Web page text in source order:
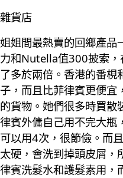
雜貨店
姐姐間最熱賣的回鄉產品
力和Nutella值300披索
了多於兩倍。香港的番梘
子，而且比菲律賓更便宜
的貨物。她們很多時買散
律賓外傭自己用不完大
可以用4次，很節儉。而
太硬，會洗到掉頭皮屑，
律賓洗髮水和護髮素用，